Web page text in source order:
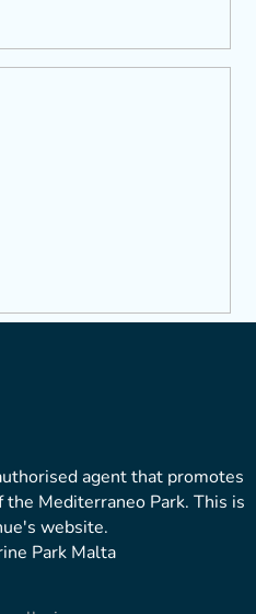
agent that promotes
Mediterraneo Park. This is
website.
Park Malta